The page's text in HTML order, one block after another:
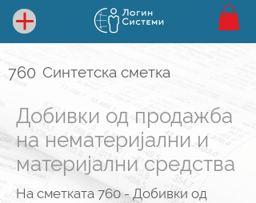
760 Синтетска сметка
Добивки од продажба
на нематеријални и
материјални средства
На сметката 760 - Добивки од